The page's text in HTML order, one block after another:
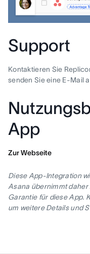
Support
Kontaktieren Sie
senden Sie eine E-Mail
App
Zur Webseite
Diese App-Integration
Asana übernimmt
Garantie für diese App.
um weitere Details und